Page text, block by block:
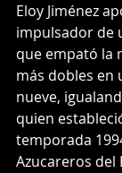
Eloy Jiménez
impulsador de
que empató la
más dobles en
nueve,
quien
temporada
Azucareros del